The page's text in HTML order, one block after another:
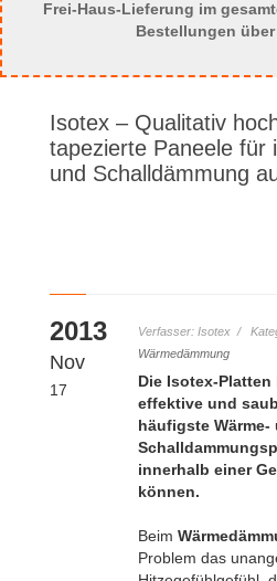
Frei-Haus-Lieferung im
Bestellungen über
Isotex – Qualitativ
tapezierte Paneele für
und Schalldämmung
2013
Nov
17
Verfasser: Isotex /
Wärmedämmung
Die Isotex-
effektive und
häufigste Wärme-
innerhalb einer
können.
Beim
Problem das